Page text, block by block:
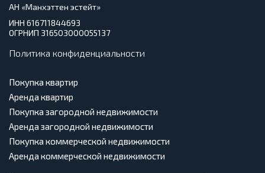
АН «Манхэттен эстейт»
ИНН 616711844693
ОГРНИП 316503000055137
Политика конфиденциальности
Покупка квартир
Аренда квартир
Покупка загородной недвижимости
Аренда загородной недвижимости
Покупка коммерческой недвижимости
Аренда коммерческой недвижимости